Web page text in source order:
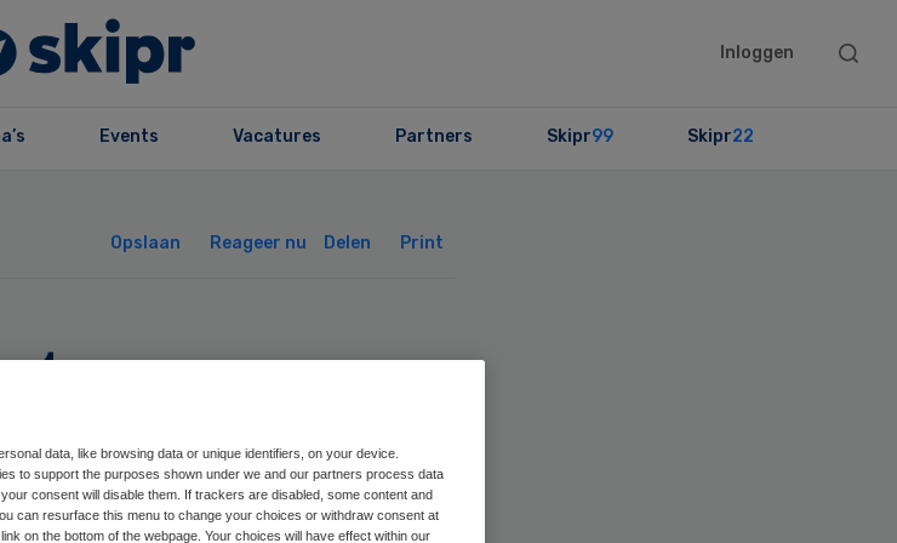
Inloggen
Search
Events Vacatures Partners Skipr99 Skipr22
Opslaan Reageer nu Delen Print
start
Huize
data, like browsing data or unique identifiers, on your device.
to support the purposes shown under we and our partners process data
consent will disable them. If trackers are disabled, some content and
can resurface this menu to change your choices or withdraw consent at
on the bottom of the webpage. Your choices will have effect within our